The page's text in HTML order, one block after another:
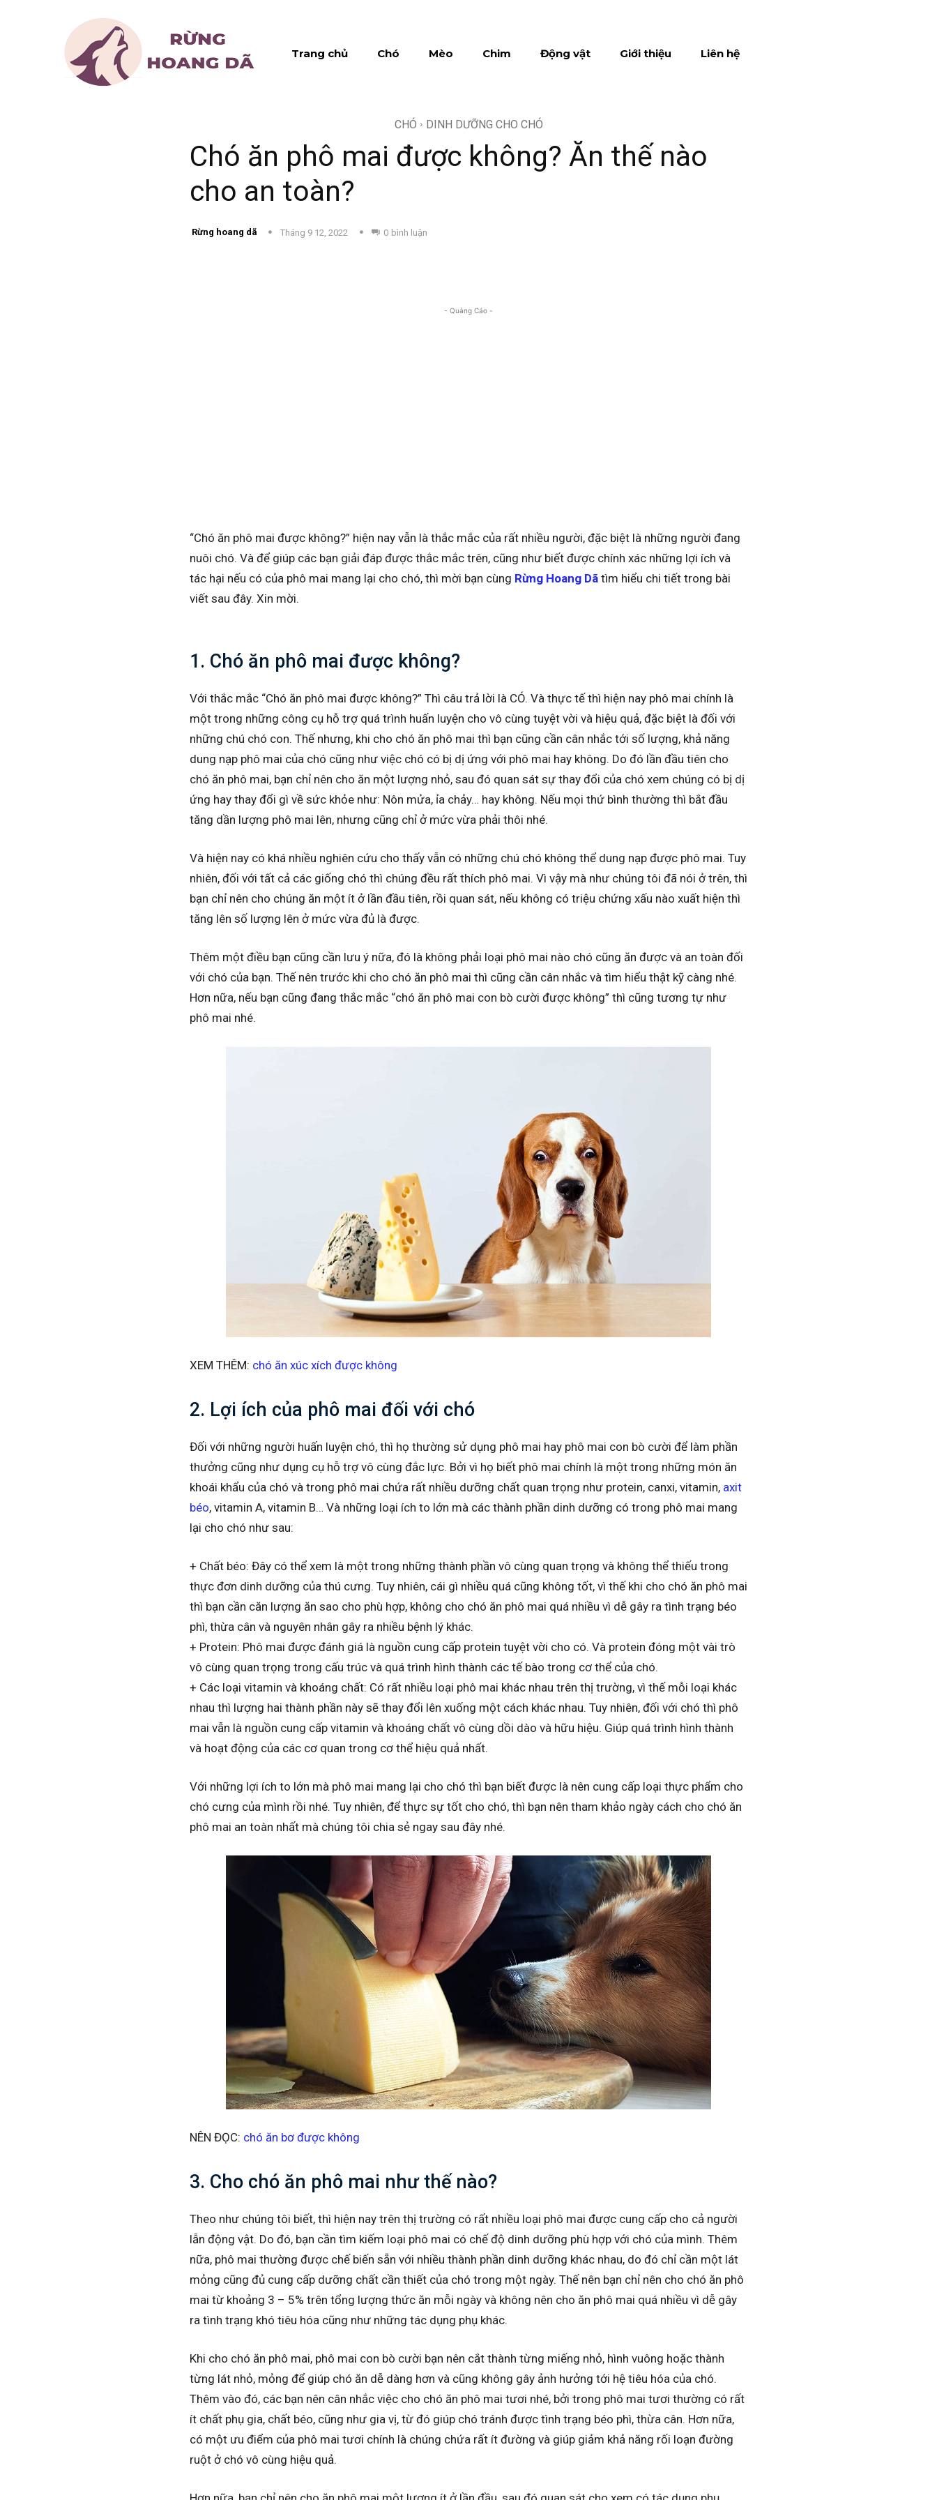
Trang chủ Chó Mèo Chim Động vật Giới thiệu Liên hệ
CHÓ DINH DƯỠNG CHO CHÓ
Chó ăn phô mai được không? Ăn thế nào
cho an toàn?
Rừng hoang dã Tháng 9 12, 2022 0 bình luận
- Quảng Cáo -
“Chó ăn phô mai được không?” hiện nay vẫn là thắc mắc của rất nhiều người, đặc biệt là những người đang
nuôi chó. Và để giúp các bạn giải đáp được thắc mắc trên, cũng như biết được chính xác những lợi ích và
tác hại nếu có của phô mai mang lại cho chó, thì mời bạn cùng Rừng Hoang Dã tìm hiểu chi tiết trong bài
viết sau đây. Xin mời.
1. Chó ăn phô mai được không?
Với thắc mắc “Chó ăn phô mai được không?” Thì câu trả lời là CÓ. Và thực tế thì hiện nay phô mai chính là
một trong những công cụ hỗ trợ quá trình huấn luyện cho vô cùng tuyệt vời và hiệu quả, đặc biệt là đối với
những chú chó con. Thế nhưng, khi cho chó ăn phô mai thì bạn cũng cần cân nhắc tới số lượng, khả năng
dung nạp phô mai của chó cũng như việc chó có bị dị ứng với phô mai hay không. Do đó lần đầu tiên cho
chó ăn phô mai, bạn chỉ nên cho ăn một lượng nhỏ, sau đó quan sát sự thay đổi của chó xem chúng có bị dị
ứng hay thay đổi gì về sức khỏe như: Nôn mửa, ỉa chảy… hay không. Nếu mọi thứ bình thường thì bắt đầu
tăng dần lượng phô mai lên, nhưng cũng chỉ ở mức vừa phải thôi nhé.
Và hiện nay có khá nhiều nghiên cứu cho thấy vẫn có những chú chó không thể dung nạp được phô mai. Tuy
nhiên, đối với tất cả các giống chó thì chúng đều rất thích phô mai. Vì vậy mà như chúng tôi đã nói ở trên, thì
bạn chỉ nên cho chúng ăn một ít ở lần đầu tiên, rồi quan sát, nếu không có triệu chứng xấu nào xuất hiện thì
tăng lên số lượng lên ở mức vừa đủ là được.
Thêm một điều bạn cũng cần lưu ý nữa, đó là không phải loại phô mai nào chó cũng ăn được và an toàn đối
với chó của bạn. Thế nên trước khi cho chó ăn phô mai thì cũng cần cân nhắc và tìm hiểu thật kỹ càng nhé.
Hơn nữa, nếu bạn cũng đang thắc mắc “chó ăn phô mai con bò cười được không” thì cũng tương tự như
phô mai nhé.
XEM THÊM: chó ăn xúc xích được không
2. Lợi ích của phô mai đối với chó
Đối với những người huấn luyện chó, thì họ thường sử dụng phô mai hay phô mai con bò cười để làm phần
thưởng cũng như dụng cụ hỗ trợ vô cùng đắc lực. Bởi vì họ biết phô mai chính là một trong những món ăn
khoái khẩu của chó và trong phô mai chứa rất nhiều dưỡng chất quan trọng như protein, canxi, vitamin, axit
béo, vitamin A, vitamin B… Và những loại ích to lớn mà các thành phần dinh dưỡng có trong phô mai mang
lại cho chó như sau:
+ Chất béo: Đây có thể xem là một trong những thành phần vô cùng quan trọng và không thể thiếu trong
thực đơn dinh dưỡng của thú cưng. Tuy nhiên, cái gì nhiều quá cũng không tốt, vì thế khi cho chó ăn phô mai
thì bạn cần căn lượng ăn sao cho phù hợp, không cho chó ăn phô mai quá nhiều vì dễ gây ra tình trạng béo
phì, thừa cân và nguyên nhân gây ra nhiều bệnh lý khác.
+ Protein: Phô mai được đánh giá là nguồn cung cấp protein tuyệt vời cho có. Và protein đóng một vài trò
vô cùng quan trọng trong cấu trúc và quá trình hình thành các tế bào trong cơ thể của chó.
+ Các loại vitamin và khoáng chất: Có rất nhiều loại phô mai khác nhau trên thị trường, vì thế mỗi loại khác
nhau thì lượng hai thành phần này sẽ thay đổi lên xuống một cách khác nhau. Tuy nhiên, đối với chó thì phô
mai vẫn là nguồn cung cấp vitamin và khoáng chất vô cùng dồi dào và hữu hiệu. Giúp quá trình hình thành
và hoạt động của các cơ quan trong cơ thể hiệu quả nhất.
Với những lợi ích to lớn mà phô mai mang lại cho chó thì bạn biết được là nên cung cấp loại thực phẩm cho
chó cưng của mình rồi nhé. Tuy nhiên, để thực sự tốt cho chó, thì bạn nên tham khảo ngày cách cho chó ăn
phô mai an toàn nhất mà chúng tôi chia sẻ ngay sau đây nhé.
NÊN ĐỌC: chó ăn bơ được không
3. Cho chó ăn phô mai như thế nào?
Theo như chúng tôi biết, thì hiện nay trên thị trường có rất nhiều loại phô mai được cung cấp cho cả người
lẫn động vật. Do đó, bạn cần tìm kiếm loại phô mai có chế độ dinh dưỡng phù hợp với chó của mình. Thêm
nữa, phô mai thường được chế biến sẵn với nhiều thành phần dinh dưỡng khác nhau, do đó chỉ cần một lát
mỏng cũng đủ cung cấp dưỡng chất cần thiết của chó trong một ngày. Thế nên bạn chỉ nên cho chó ăn phô
mai từ khoảng 3 – 5% trên tổng lượng thức ăn mỗi ngày và không nên cho ăn phô mai quá nhiều vì dễ gây
ra tình trạng khó tiêu hóa cũng như những tác dụng phụ khác.
Khi cho chó ăn phô mai, phô mai con bò cười bạn nên cắt thành từng miếng nhỏ, hình vuông hoặc thành
từng lát nhỏ, mỏng để giúp chó ăn dễ dàng hơn và cũng không gây ảnh hưởng tới hệ tiêu hóa của chó.
Thêm vào đó, các bạn nên cân nhắc việc cho chó ăn phô mai tươi nhé, bởi trong phô mai tươi thường có rất
ít chất phụ gia, chất béo, cũng như gia vị, từ đó giúp chó tránh được tình trạng béo phì, thừa cân. Hơn nữa,
có một ưu điểm của phô mai tươi chính là chúng chứa rất ít đường và giúp giảm khả năng rối loạn đường
ruột ở chó vô cùng hiệu quả.